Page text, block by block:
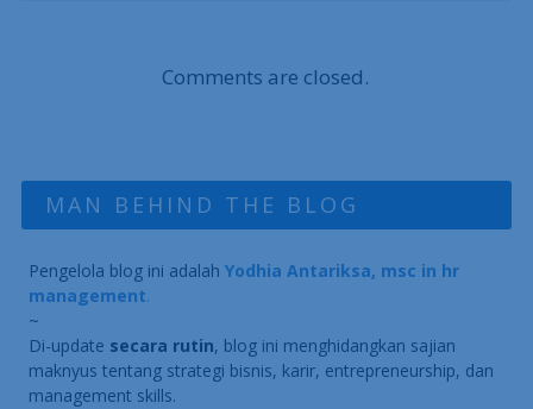
Comments are closed.
MAN BEHIND THE BLOG
Pengelola blog ini adalah Yodhia Antariksa, msc in hr
management.
~
Di-update secara rutin, blog ini menghidangkan sajian
maknyus tentang strategi bisnis, karir, entrepreneurship, dan
management skills.